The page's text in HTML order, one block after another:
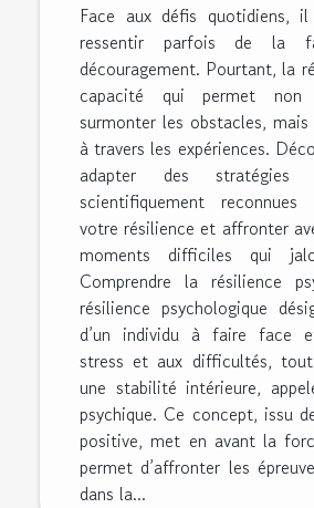
Face aux défis quotidiens,
ressentir parfois de la
découragement. Pourtant, la
capacité qui permet non
surmonter les obstacles, mais
à travers les expériences.
adapter des stratégies
scientifiquement
votre résilience et affronter
moments difficiles qui
Comprendre la résilience
résilience psychologique
d’un individu à faire face
stress et aux difficultés,
une stabilité intérieure,
psychique. Ce concept, issu
positive, met en avant la
permet d’affronter les
dans la...